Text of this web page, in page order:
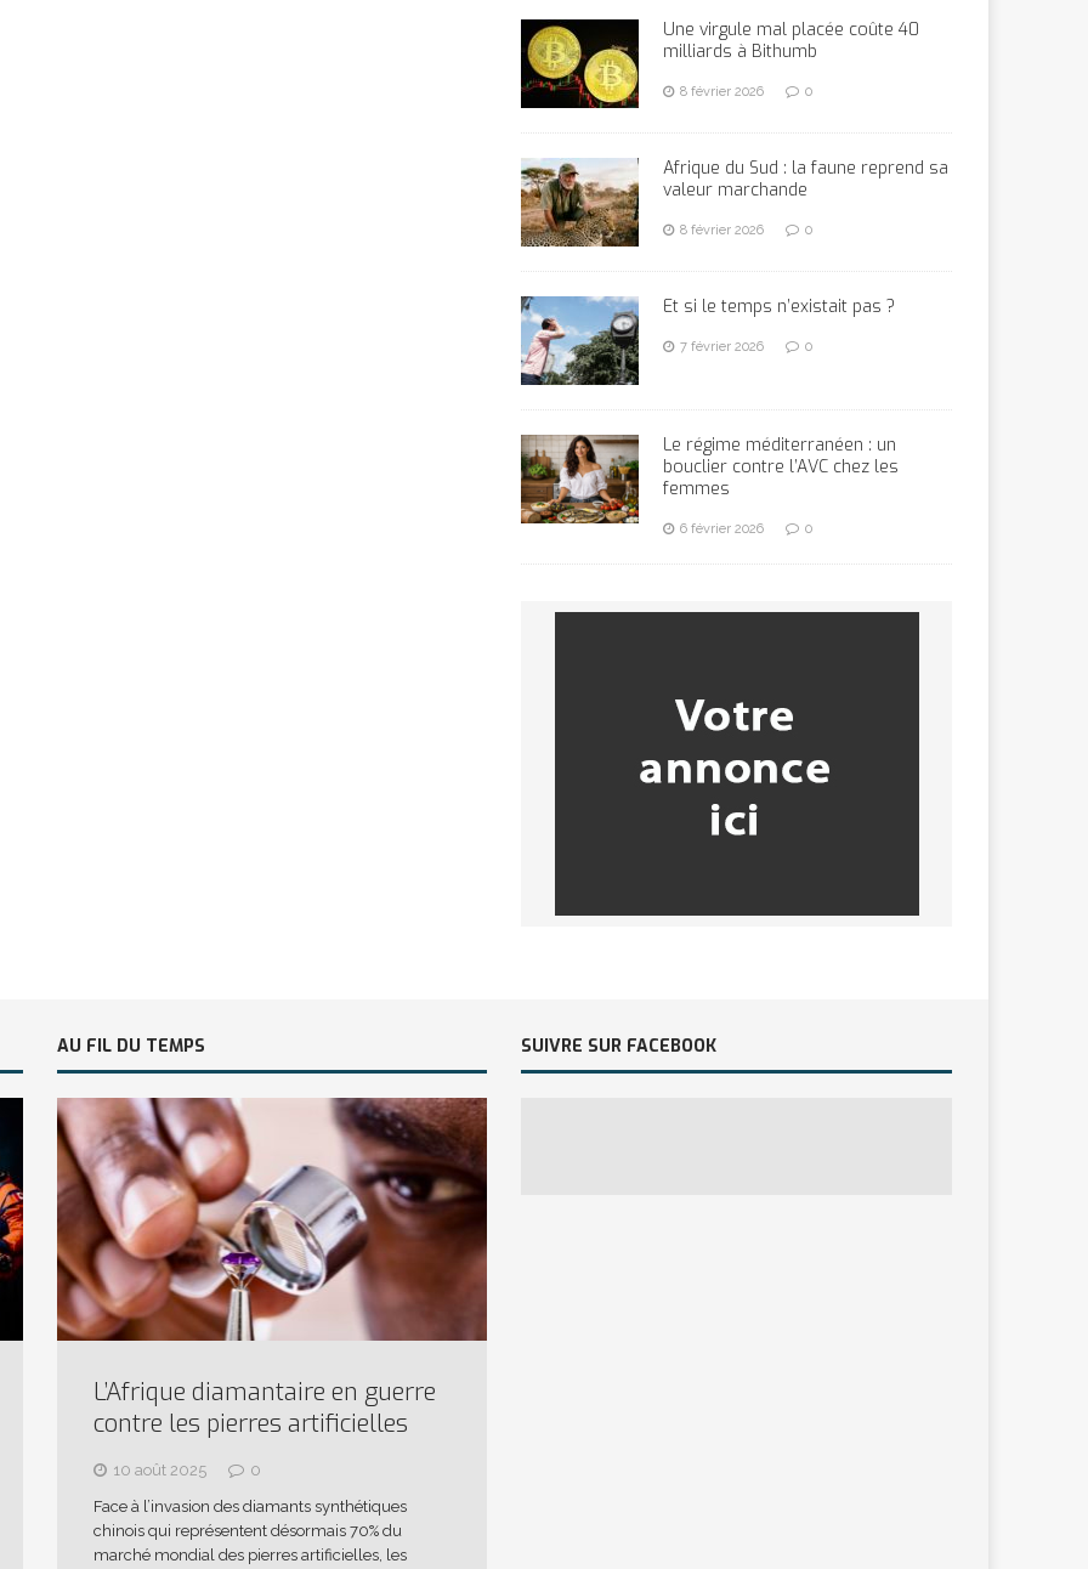
Une virgule mal placée coûte 40
milliards à Bithumb
8 février 2026 0
Afrique du Sud : la faune reprend sa
valeur marchande
8 février 2026 0
Et si le temps n’existait pas ?
7 février 2026 0
Le régime méditerranéen : un
bouclier contre l’AVC chez les
femmes
6 février 2026 0
AU FIL DU TEMPS
L’Afrique diamantaire en guerre
contre les pierres artificielles
10 août 2025
0
Face à l’invasion des diamants synthétiques
chinois qui représentent désormais 70% du
marché mondial des pierres artificielles, les
SUIVRE SUR FACEBOOK